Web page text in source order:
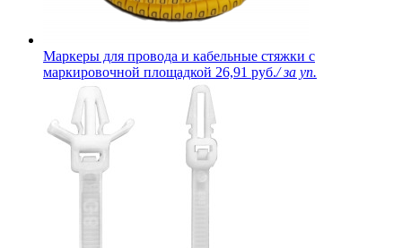
Маркеры для провода и кабельные стяжки с
маркировочной площадкой 26,91 руб./ за уп.